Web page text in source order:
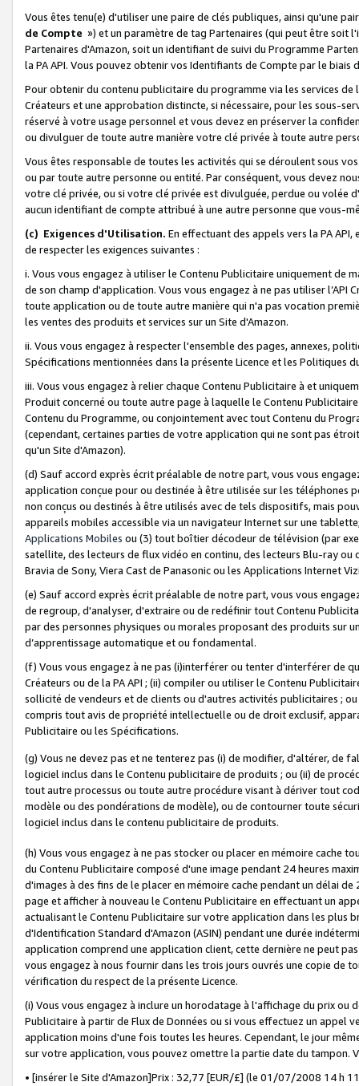
Vous êtes tenu(e) d'utiliser une paire de clés publiques, ainsi qu'une
de Compte ») et un paramètre de tag Partenaires (qui peut être soit
Partenaires d'Amazon, soit un identifiant de suivi du Programme
la PA API. Vous pouvez obtenir vos Identifiants de Compte par le biais
Pour obtenir du contenu publicitaire du programme via les services
Créateurs et une approbation distincte, si nécessaire, pour les sous-
réservé à votre usage personnel et vous devez en préserver la
ou divulguer de toute autre manière votre clé privée à toute autre
Vous êtes responsable de toutes les activités qui se déroulent sous
ou par toute autre personne ou entité. Par conséquent, vous devez
votre clé privée, ou si votre clé privée est divulguée, perdue ou volée
aucun identifiant de compte attribué à une autre personne que vous-
(c) Exigences d'Utilisation. En effectuant des appels vers la PA
de respecter les exigences suivantes :
i. Vous vous engagez à utiliser le Contenu Publicitaire uniquement de
de son champ d'application. Vous vous engagez à ne pas utiliser l’API
toute application ou de toute autre manière qui n'a pas vocation
les ventes des produits et services sur un Site d'Amazon.
ii. Vous vous engagez à respecter l'ensemble des pages, annexes,
Spécifications mentionnées dans la présente Licence et les Politiques
iii. Vous vous engagez à relier chaque Contenu Publicitaire à et
Produit concerné ou toute autre page à laquelle le Contenu
Contenu du Programme, ou conjointement avec tout Contenu du
(cependant, certaines parties de votre application qui ne sont pas
qu'un Site d'Amazon).
(d) Sauf accord exprès écrit préalable de notre part, vous vous
application conçue pour ou destinée à être utilisée sur les téléphones
non conçus ou destinés à être utilisés avec de tels dispositifs, mais
appareils mobiles accessible via un navigateur Internet sur une
Applications Mobiles ou (3) tout boîtier décodeur de télévision (par
satellite, des lecteurs de flux vidéo en continu, des lecteurs Blu-ray
Bravia de Sony, Viera Cast de Panasonic ou les Applications Internet
(e) Sauf accord exprès écrit préalable de notre part, vous vous
de regroup, d'analyser, d'extraire ou de redéfinir tout Contenu
par des personnes physiques ou morales proposant des produits sur
d’apprentissage automatique et ou fondamental.
(f) Vous vous engagez à ne pas (i)interférer ou tenter d'interférer de
Créateurs ou de la PA API ; (ii) compiler ou utiliser le Contenu
sollicité de vendeurs et de clients ou d'autres activités publicitaires ;
compris tout avis de propriété intellectuelle ou de droit exclusif,
Publicitaire ou les Spécifications.
(g) Vous ne devez pas et ne tenterez pas (i) de modifier, d'altérer, de
logiciel inclus dans le Contenu publicitaire de produits ; ou (ii) de
tout autre processus ou toute autre procédure visant à dériver tout
modèle ou des pondérations de modèle), ou de contourner toute
logiciel inclus dans le contenu publicitaire de produits.
(h) Vous vous engagez à ne pas stocker ou placer en mémoire cache
du Contenu Publicitaire composé d'une image pendant 24 heures
d'images à des fins de le placer en mémoire cache pendant un délai
page et afficher à nouveau le Contenu Publicitaire en effectuant un
actualisant le Contenu Publicitaire sur votre application dans les plus
d'Identification Standard d'Amazon (ASIN) pendant une durée
application comprend une application client, cette dernière ne peut
vous engagez à nous fournir dans les trois jours ouvrés une copie de
vérification du respect de la présente Licence.
(i) Vous vous engagez à inclure un horodatage à l'affichage du prix
Publicitaire à partir de Flux de Données ou si vous effectuez un appel
application moins d'une fois toutes les heures. Cependant, le jour
sur votre application, vous pouvez omettre la partie date du tampon.
• [insérer le Site d'Amazon]Prix : 32,77 [EUR/£] (le 01/07/2008 14 h